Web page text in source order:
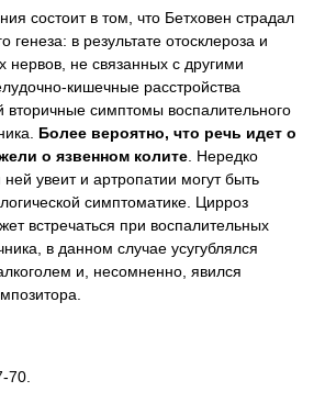
состоит в том, что Бетховен страдал
генеза: в результате отосклероза и
нервов, не связанных с другими
кишечные расстройства
вторичные симптомы воспалительного
Более вероятно, что речь идет о
о язвенном колите . Нередко
увеит и артропатии могут быть
симптоматике. Цирроз
встречаться при воспалительных
в данном случае усугублялся
и, несомненно, явился
70.